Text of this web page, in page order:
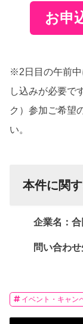
お申
※2日目の午前中
し込みが必要で
ク）参加ご希望
い。
本件に関
企業名：
問い合わせ
イベント・キャン